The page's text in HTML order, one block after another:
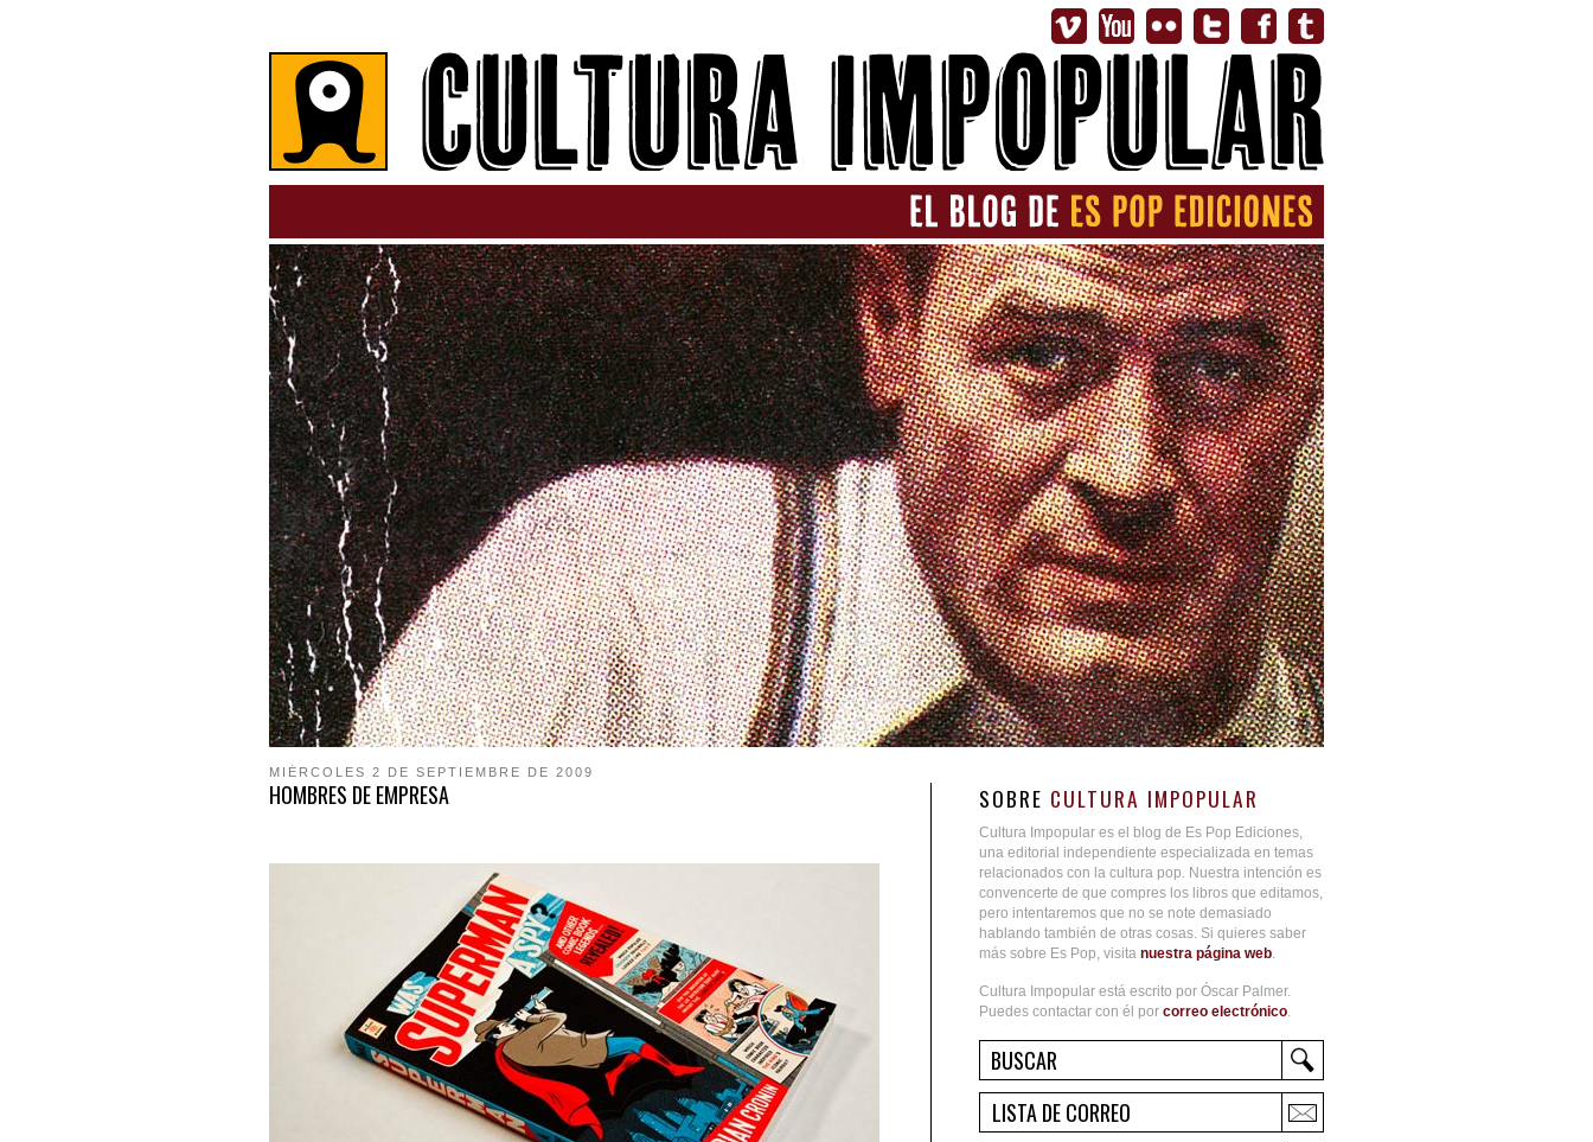
MIÉRCOLES 2 DE SEPTIEMBRE DE 2009
HOMBRES DE EMPRESA SOBRE CULTURA IMPOPULAR
Cultura Impopular es el blog de Es Pop Ediciones,
una editorial independiente especializada en temas
relacionados con la cultura pop. Nuestra intención es
convencerte de que compres los libros que editamos,
pero intentaremos que no se note demasiado
hablando también de otras cosas. Si quieres saber
más sobre Es Pop, visita nuestra página web
Cultura Impopular está escrito por Óscar Palmer.
Puedes contactar con él por correo electrónico
LISTA DE CORREO